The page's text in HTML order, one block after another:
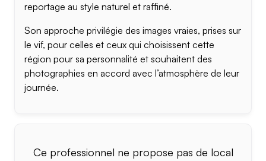
reportage au style naturel et raffiné.
Son approche privilégie des images vraies, prises sur
le vif, pour celles et ceux qui choisissent cette
région pour sa personnalité et souhaitent des
photographies en accord avec l’atmosphère de leur
journée.
Ce professionnel ne propose pas de local